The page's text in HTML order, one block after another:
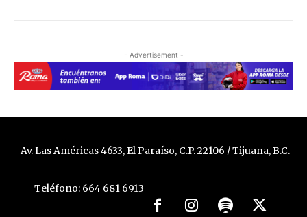
- Advertisement -
Av. Las Américas 4633, El Paraíso, C.P. 22106 / Tijuana, B.C.
Teléfono: 664 681 6913